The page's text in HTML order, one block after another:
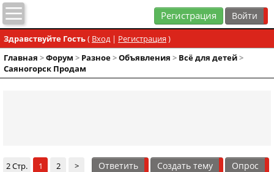
Регистрация
Здравствуйте Гость( Вход| Регистрация )
Главная >Форум > Разное>Объявления > Всё для детей>
Саяногорск Продам
Ответить Создать тему Опрос
2 Стр. 1 2 >